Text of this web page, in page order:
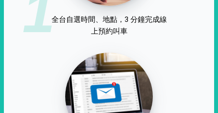
全台自選時間、地點，3 分鐘完成線
上預約叫車